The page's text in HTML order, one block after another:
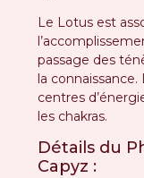
Le Lotus est
passage des
la
centres
les chakras.
Détails du
Capyz :